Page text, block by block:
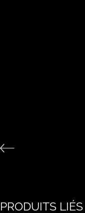
PRODUITS LIÉS